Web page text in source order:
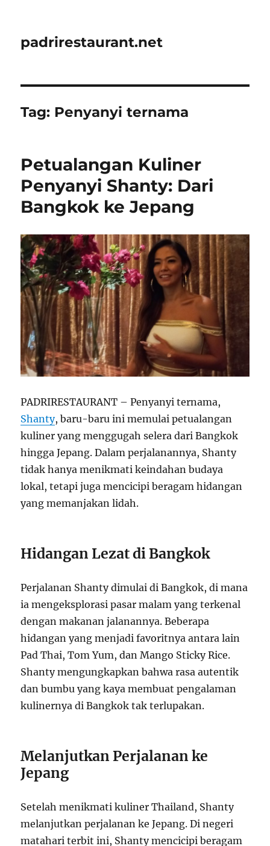
padrirestaurant.net
Tag: Penyanyi ternama
Petualangan Kuliner
Penyanyi Shanty: Dari
Bangkok ke Jepang
PADRIRESTAURANT – Penyanyi ternama,
Shanty, baru-baru ini memulai petualangan
kuliner yang menggugah selera dari Bangkok
hingga Jepang. Dalam perjalanannya, Shanty
tidak hanya menikmati keindahan budaya
lokal, tetapi juga mencicipi beragam hidangan
yang memanjakan lidah.
Hidangan Lezat di Bangkok
Perjalanan Shanty dimulai di Bangkok, di mana
ia mengeksplorasi pasar malam yang terkenal
dengan makanan jalanannya. Beberapa
hidangan yang menjadi favoritnya antara lain
Pad Thai, Tom Yum, dan Mango Sticky Rice.
Shanty mengungkapkan bahwa rasa autentik
dan bumbu yang kaya membuat pengalaman
kulinernya di Bangkok tak terlupakan.
Melanjutkan Perjalanan ke
Jepang
Setelah menikmati kuliner Thailand, Shanty
melanjutkan perjalanan ke Jepang. Di negeri
matahari terbit ini, Shanty mencicipi beragam